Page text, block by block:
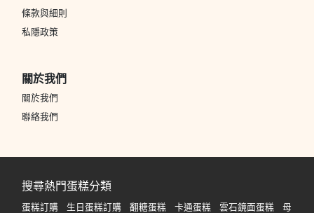
條款與細則
私隱政策
關於我們
關於我們
聯絡我們
搜尋熱門蛋糕分類
蛋糕訂購 生日蛋糕訂購 翻糖蛋糕 卡通蛋糕 雲石鏡面蛋糕
母